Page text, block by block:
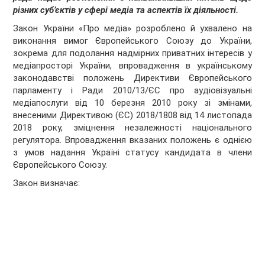
різних суб’єктів у сфері медіа та аспектів їх діяльності.
Закон України «Про медіа» розроблено й ухвалено на
виконання вимог Європейського Союзу до України,
зокрема для подолання надмірних приватних інтересів у
медіапросторі України, впровадження в українському
законодавстві положень Директиви Європейського
парламенту і Ради 2010/13/ЄС про аудіовізуальні
медіапослуги від 10 березня 2010 року зі змінами,
внесеними Директивою (ЄС) 2018/1808 від 14 листопада
2018 року, зміцнення незалежності національного
регулятора. Впровадження вказаних положень є однією
з умов надання Україні статусу кандидата в члени
Європейського Союзу.
Закон визначає: